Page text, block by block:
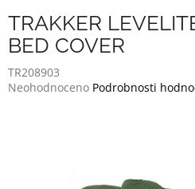
TRAKKER
BED COVER
TR208903
Průměrné
Neohodnoceno Podrobnosti